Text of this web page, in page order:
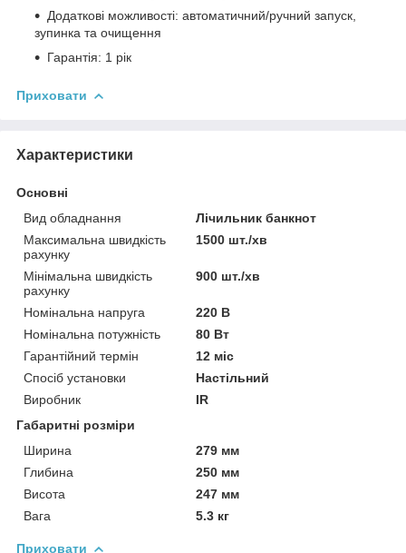
Додаткові можливості: автоматичний/ручний запуск,
зупинка та очищення
Гарантія: 1 рік
Приховати
Характеристики
Основні
Вид обладнання
Лічильник банкнот
Максимальна швидкість
рахунку
1500 шт./хв
Мінімальна швидкість
рахунку
900 шт./хв
Номінальна напруга
220 В
Номінальна потужність
80 Вт
Гарантійний термін
12 міс
Спосіб установки
Настільний
Виробник
IR
Габаритні розміри
Ширина
279 мм
Глибина
250 мм
Висота
247 мм
Вага
5.3 кг
Приховати